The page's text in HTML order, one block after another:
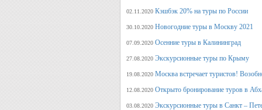
02.11.2020 Кэшбэк 20% на туры по России
30.10.2020 Новогодние туры в Москву 2021
07.09.2020 Осенние туры в Калининград
27.08.2020 Экскурсионные туры по Крыму
19.08.2020 Москва встречает туристов!
12.08.2020 Открыто бронирование туров в
03.08.2020 Экскурсионные туры в Санкт –